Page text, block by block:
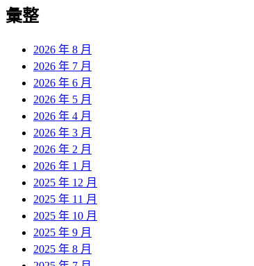
彙整
2026 年 8 月
2026 年 7 月
2026 年 6 月
2026 年 5 月
2026 年 4 月
2026 年 3 月
2026 年 2 月
2026 年 1 月
2025 年 12 月
2025 年 11 月
2025 年 10 月
2025 年 9 月
2025 年 8 月